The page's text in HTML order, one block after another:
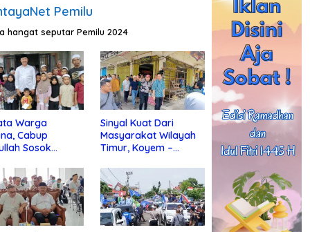
Pemilu
hangat seputar Pemilu 2024
Warga
Cabup
Sosok
Sinyal Kuat Dari
Masyarakat Wilayah
Timur, Koyem –
di Kotim